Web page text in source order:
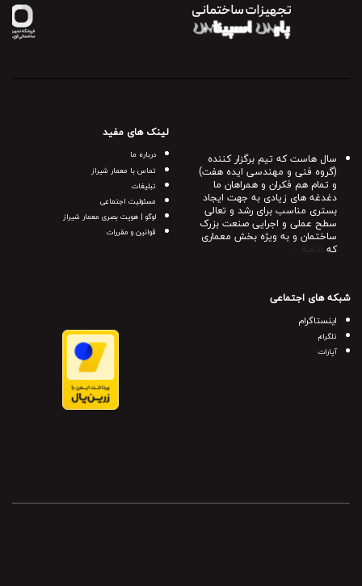
سال هاست که تیم برگزار کننده
(گروه فنی و مهندسی ایده هفت)
و تمام هم فکران و همراهان ما
دغدغه های زیادی به جهت ایجاد
بستری مناسب برای رشد و تعالی
سطح عملی و اجرایی صنعت بزرک
ساختمان و به ویژه بخش معماری
که
لینک های مفید
درباره ما
تماس با معمار شیراز
تبلیغات
مسئولیت اجتماعی
لوگو | هویت بصری معمار شیراز
قوانین و مقررات
شبکه های اجتماعی
اینستاگرام
تلگرام
آپارات